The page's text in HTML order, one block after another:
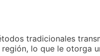
tradicionales
lo que le otorga